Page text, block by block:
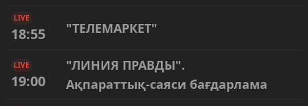
LIVE
18:55 "ТЕЛЕМАРКЕТ"
LIVE
19:00
"ЛИНИЯ ПРАВДЫ".
Ақпараттық-саяси бағдарлама